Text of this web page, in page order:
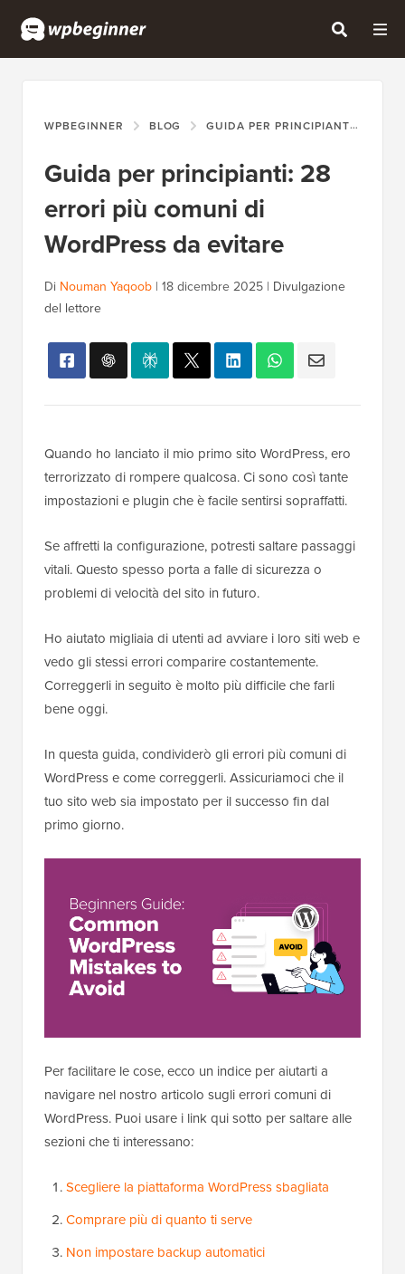
WPBEGINNER BLOG GUIDA PER PRINCIPIANTI
Guida per principianti: 28
errori più comuni di
WordPress da evitare
Di Nouman Yaqoob | 18 dicembre 2025 | Divulgazione
del lettore
Quando ho lanciato il mio primo sito WordPress, ero
terrorizzato di rompere qualcosa. Ci sono così tante
impostazioni e plugin che è facile sentirsi sopraffatti.
Se affretti la configurazione, potresti saltare passaggi
vitali. Questo spesso porta a falle di sicurezza o
problemi di velocità del sito in futuro.
Ho aiutato migliaia di utenti ad avviare i loro siti web e
vedo gli stessi errori comparire costantemente.
Correggerli in seguito è molto più difficile che farli
bene oggi.
In questa guida, condividerò gli errori più comuni di
WordPress e come correggerli. Assicuriamoci che il
tuo sito web sia impostato per il successo fin dal
primo giorno.
Per facilitare le cose, ecco un indice per aiutarti a
navigare nel nostro articolo sugli errori comuni di
WordPress. Puoi usare i link qui sotto per saltare alle
sezioni che ti interessano:
Scegliere la piattaforma WordPress sbagliata
Comprare più di quanto ti serve
Non impostare backup automatici